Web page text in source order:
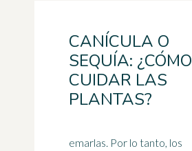
CANÍCULA O
SEQUÍA: ¿CÓMO
CUIDAR LAS
PLANTAS?
emarlas. Por lo tanto, los